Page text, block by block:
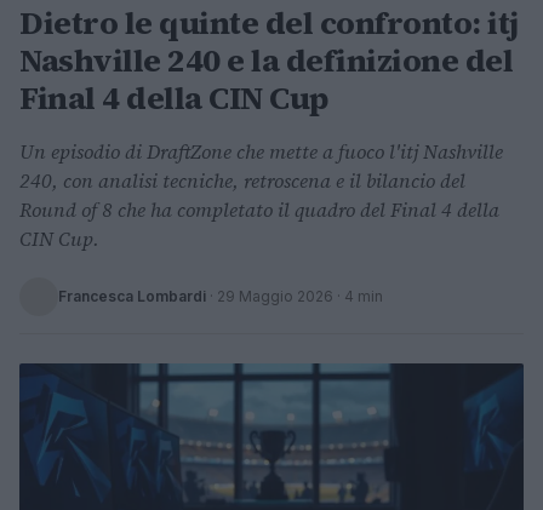
Dietro le quinte del confronto: itj
Nashville 240 e la definizione del
Final 4 della CIN Cup
Un episodio di DraftZone che mette a fuoco l'itj Nashville
240, con analisi tecniche, retroscena e il bilancio del
Round of 8 che ha completato il quadro del Final 4 della
CIN Cup.
Francesca Lombardi · 29 Maggio 2026 · 4 min